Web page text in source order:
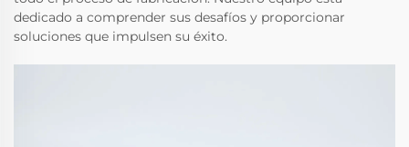
dedicado a comprender sus desafíos y proporcionar
soluciones que impulsen su éxito.